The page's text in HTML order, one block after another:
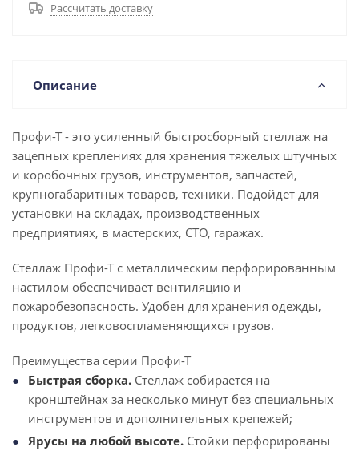
Рассчитать доставку
Описание
Профи-Т - это усиленный быстросборный стеллаж на
зацепных креплениях для хранения тяжелых штучных
и коробочных грузов, инструментов, запчастей,
крупногабаритных товаров, техники. Подойдет для
установки на складах, производственных
предприятиях, в мастерских, СТО, гаражах.
Стеллаж Профи-Т с металлическим перфорированным
настилом обеспечивает вентиляцию и
пожаробезопасность. Удобен для хранения одежды,
продуктов, легковоспламеняющихся грузов.
Преимущества серии Профи-Т
Быстрая сборка. Стеллаж собирается на
кронштейнах за несколько минут без специальных
инструментов и дополнительных крепежей;
Ярусы на любой высоте. Стойки перфорированы